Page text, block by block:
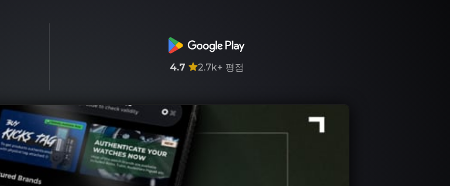
4.7 2.7k+ 평점